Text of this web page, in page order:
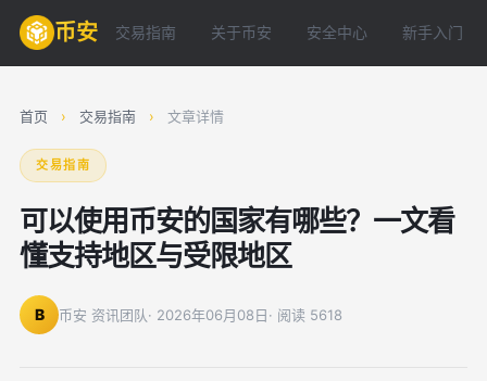
币安 交易指南 关于币安 安全中心 新手入门
首页 › 交易指南 › 文章详情
交易指南
可以使用币安的国家有哪些？一文看
懂支持地区与受限地区
B 币安 资讯团队· 2026年06月08日· 阅读 5618